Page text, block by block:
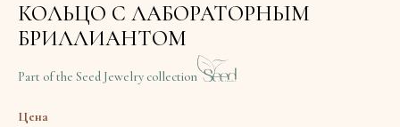
КОЛЬЦО С ЛАБОРАТОРНЫМ
БРИЛЛИАНТОМ
Part of the Seed Jewelry collection
Цена